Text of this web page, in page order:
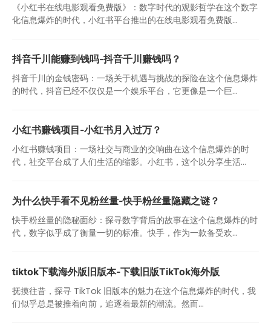
《小红书在线电影观看免费版》：数字时代的观影哲学在这个数字
化信息爆炸的时代，小红书平台推出的在线电影观看免费版...
抖音千川能赚到钱吗-抖音千川赚钱吗？
抖音千川的金钱密码：一场关于机遇与挑战的探险在这个信息爆炸
的时代，抖音已经不仅仅是一个娱乐平台，它更像是一个巨...
小红书赚钱项目-小红书月入过万？
小红书赚钱项目：一场社交与商业的交响曲在这个信息爆炸的时
代，社交平台成了人们生活的缩影。小红书，这个以分享生活...
为什么快手看不见粉丝量-快手粉丝量隐藏之谜？
快手粉丝量的隐秘面纱：探寻数字背后的故事在这个信息爆炸的时
代，数字似乎成了衡量一切的标准。快手，作为一款备受欢...
tiktok下载海外版旧版本-下载旧版TikTok海外版
抚摸往昔，探寻 TikTok 旧版本的魅力在这个信息爆炸的时代，我
们似乎总是被推着向前，追逐着最新的潮流。然而...